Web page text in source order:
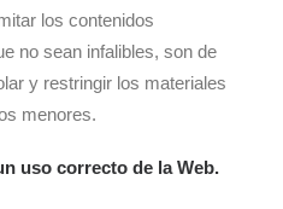
los contenidos
no sean infalibles, son de
y restringir los materiales
menores.
uso correcto de la Web.